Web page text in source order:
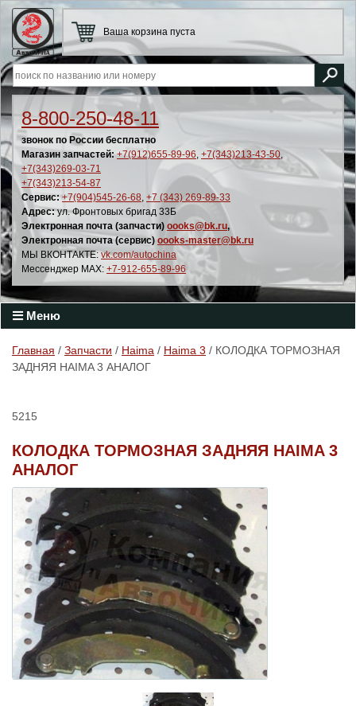
8-800-250-48-11
звонок по России бесплатно
Магазин запчастей: +7(912)655-89-96, +7(343)213-43-50,
+7(343)269-03-71
+7(343)213-54-87
Сервис: +7(904)545-26-68, +7 (343) 269-89-33
Адрес:ул. Фронтовых бригад 33Б
Электронная почта (запчасти) oooks@bk.ru,
Электронная почта (сервис) oooks-master@bk.ru
МЫ ВКОНТАКТЕ: vk.com/autochina
Мессенджер MAX: +7-912-655-89-96
Ваша корзина пуста
Меню
Главная / Запчасти / Haima / Haima 3 / КОЛОДКА ТОРМОЗНАЯ
ЗАДНЯЯ HAIMA 3 АНАЛОГ
5215
КОЛОДКА ТОРМОЗНАЯ ЗАДНЯЯ HAIMA 3
АНАЛОГ